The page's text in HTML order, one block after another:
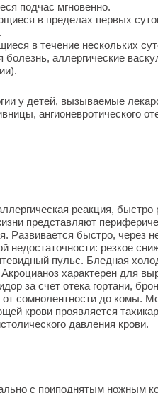
подчас мгновенно.
в пределах первых
в течение нескольких
болезнь, аллергические
у детей, вызываемые
ангионевротического
реакция,
представляют
Развивается быстро, через
недостаточности: резкое
пульс. Бледная
характерен для
за счет отека гортани,
сомнолентности до комы.
крови проявляется
давления крови.
с приподнятым ножным